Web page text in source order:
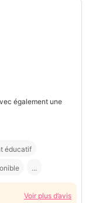
également une
éducatif
...
Voir plus d’avis